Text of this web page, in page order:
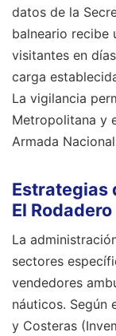
datos de la
balneario recibe
visitantes en
carga
La vigilancia
Metropolitana y
Armada
Estrategias
El
La
sectores
vendedores
náuticos. Según
y Costeras